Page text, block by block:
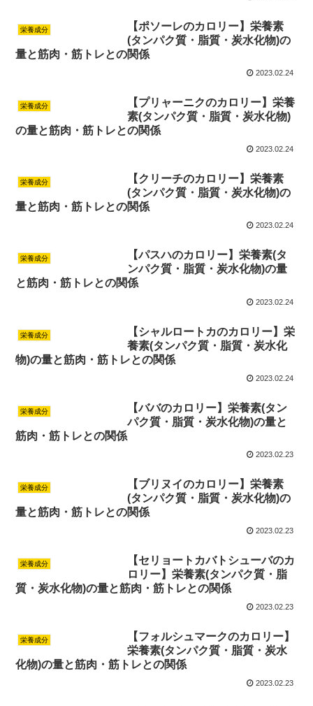
栄養成分
【ポソーレのカロリー】栄養素
(タンパク質・脂質・炭水化物)の
量と筋肉・筋トレとの関係
2023.02.24
栄養成分
【プリャーニクのカロリー】栄養
素(タンパク質・脂質・炭水化物)
の量と筋肉・筋トレとの関係
2023.02.24
栄養成分
【クリーチのカロリー】栄養素
(タンパク質・脂質・炭水化物)の
量と筋肉・筋トレとの関係
2023.02.24
栄養成分
【パスハのカロリー】栄養素(タ
ンパク質・脂質・炭水化物)の量
と筋肉・筋トレとの関係
2023.02.24
栄養成分
【シャルロートカのカロリー】栄
養素(タンパク質・脂質・炭水化
物)の量と筋肉・筋トレとの関係
2023.02.24
栄養成分
【ババのカロリー】栄養素(タン
パク質・脂質・炭水化物)の量と
筋肉・筋トレとの関係
2023.02.23
栄養成分
【ブリヌイのカロリー】栄養素
(タンパク質・脂質・炭水化物)の
量と筋肉・筋トレとの関係
2023.02.23
栄養成分
【セリョートカバトシューバのカ
ロリー】栄養素(タンパク質・脂
質・炭水化物)の量と筋肉・筋トレとの関係
2023.02.23
栄養成分
【フォルシュマークのカロリー】
栄養素(タンパク質・脂質・炭水
化物)の量と筋肉・筋トレとの関係
2023.02.23